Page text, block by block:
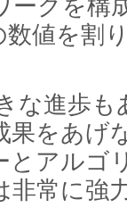
ークを構
数値を割
な進歩
果をあげ
とアルゴ
非常に強